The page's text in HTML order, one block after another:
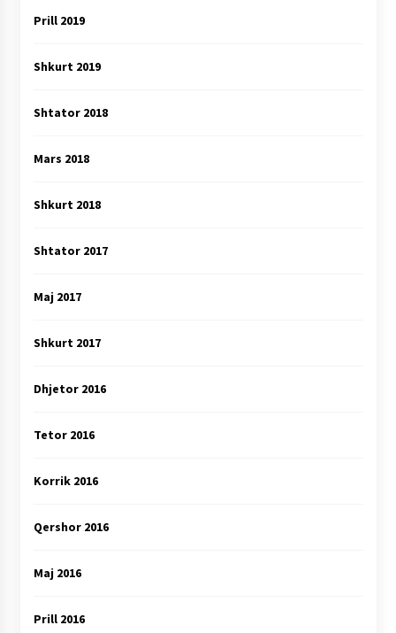
Prill 2019
Shkurt 2019
Shtator 2018
Mars 2018
Shkurt 2018
Shtator 2017
Maj 2017
Shkurt 2017
Dhjetor 2016
Tetor 2016
Korrik 2016
Qershor 2016
Maj 2016
Prill 2016